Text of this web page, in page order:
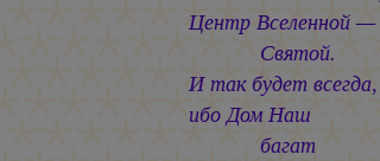
Центр Вселенной —
Святой.
И так будет всегда,
ибо Дом Наш
багат